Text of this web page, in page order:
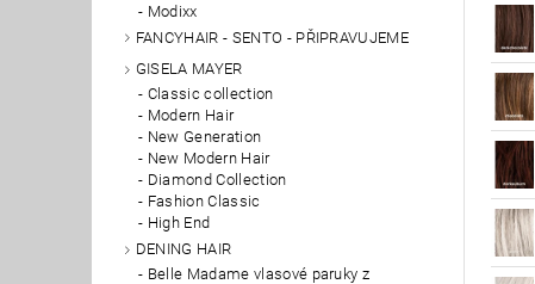
Modixx
FANCYHAIR - SENTO - PŘIPRAVUJEME
GISELA MAYER
Classic collection
Modern Hair
New Generation
New Modern Hair
Diamond Collection
Fashion Classic
High End
DENING HAIR
Belle Madame vlasové paruky z